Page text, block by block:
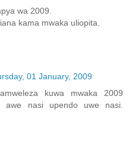
wa 2009.
kama mwaka uliopita.
01 January, 2009
kuwa mwaka 2009
awe nasi upendo uwe nasi.